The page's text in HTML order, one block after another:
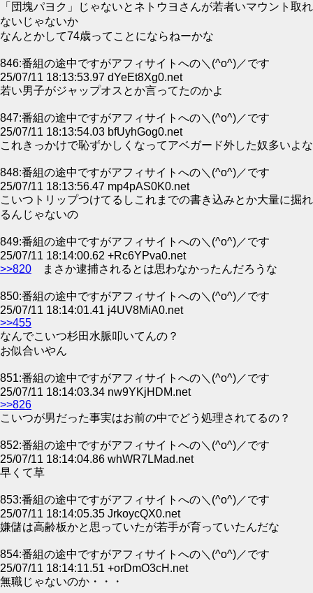
「団塊パヨク」じゃないとネトウヨさんが若者いマウント取れ
ないじゃないか
なんとかして74歳ってことにならねーかな
846:番組の途中ですがアフィサイトへの＼(^o^)／です
25/07/11 18:13:53.97 dYeEt8Xg0.net
若い男子がジャップオスとか言ってたのかよ
847:番組の途中ですがアフィサイトへの＼(^o^)／です
25/07/11 18:13:54.03 bfUyhGog0.net
これきっかけで恥ずかしくなってアベガード外した奴多いよな
848:番組の途中ですがアフィサイトへの＼(^o^)／です
25/07/11 18:13:56.47 mp4pAS0K0.net
こいつトリップつけてるしこれまでの書き込みとか大量に掘れ
るんじゃないの
849:番組の途中ですがアフィサイトへの＼(^o^)／です
25/07/11 18:14:00.62 +Rc6YPva0.net
>>820 まさか逮捕されるとは思わなかったんだろうな
850:番組の途中ですがアフィサイトへの＼(^o^)／です
25/07/11 18:14:01.41 j4UV8MiA0.net
>>455
なんでこいつ杉田水脈叩いてんの？
お似合いやん
851:番組の途中ですがアフィサイトへの＼(^o^)／です
25/07/11 18:14:03.34 nw9YKjHDM.net
>>826
こいつが男だった事実はお前の中でどう処理されてるの？
852:番組の途中ですがアフィサイトへの＼(^o^)／です
25/07/11 18:14:04.86 whWR7LMad.net
早くて草
853:番組の途中ですがアフィサイトへの＼(^o^)／です
25/07/11 18:14:05.35 JrkoycQX0.net
嫌儲は高齢板かと思っていたが若手が育っていたんだな
854:番組の途中ですがアフィサイトへの＼(^o^)／です
25/07/11 18:14:11.51 +orDmO3cH.net
無職じゃないのか・・・